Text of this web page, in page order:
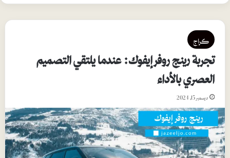
كراج
تجربة رينج روفر إيفوك: عندما يلتقي التصميم
العصري بالأداء
ديسمبر 15, 2024